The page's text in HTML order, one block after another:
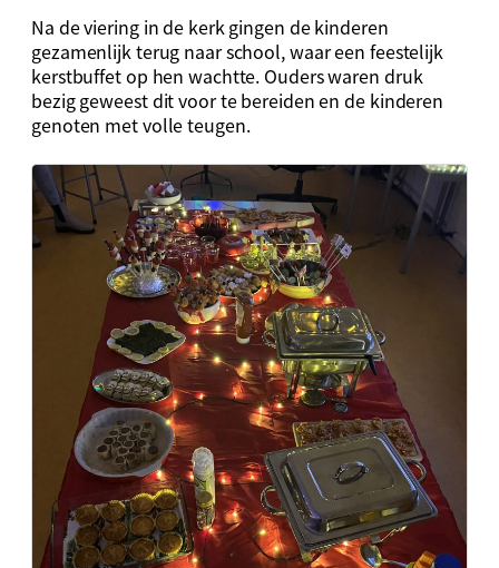
Na de viering in de kerk gingen de kinderen
gezamenlijk terug naar school, waar een feestelijk
kerstbuffet op hen wachtte. Ouders waren druk
bezig geweest dit voor te bereiden en de kinderen
genoten met volle teugen.